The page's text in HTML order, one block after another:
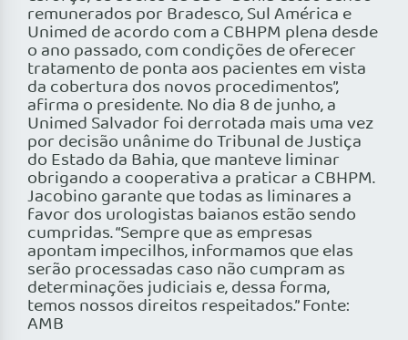
remunerados por Bradesco, Sul América e
Unimed de acordo com a CBHPM plena desde
o ano passado, com condições de oferecer
tratamento de ponta aos pacientes em vista
da cobertura dos novos procedimentos”,
afirma o presidente. No dia 8 de junho, a
Unimed Salvador foi derrotada mais uma vez
por decisão unânime do Tribunal de Justiça
do Estado da Bahia, que manteve liminar
obrigando a cooperativa a praticar a CBHPM.
Jacobino garante que todas as liminares a
favor dos urologistas baianos estão sendo
cumpridas. “Sempre que as empresas
apontam impecilhos, informamos que elas
serão processadas caso não cumpram as
determinações judiciais e, dessa forma,
temos nossos direitos respeitados.” Fonte:
AMB